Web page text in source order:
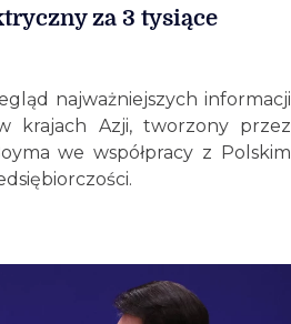
za 3 tysiące
najważniejszych informacji
krajach Azji, tworzony przez
we współpracy z Polskim